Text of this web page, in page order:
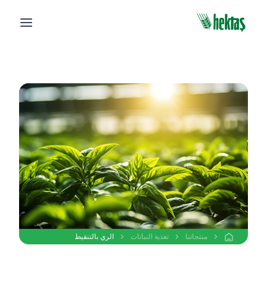
منتجاتنا تغذية النباتات الري بالتنقيط